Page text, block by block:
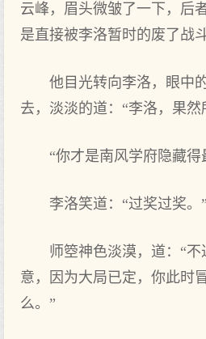
云峰，眉头微皱了一下，后
是直接被李洛暂时的废了战斗
他目光转向李洛，眼中
去，淡淡的道：“李洛，果
“你才是南风学府隐藏得
李洛笑道：“过奖过奖。”
师箜神色淡漠，道：“
意，因为大局已定，你此时
么。”